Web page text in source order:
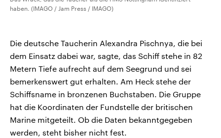
haben. (IMAGO / Jam Press / IMAGO)
Die deutsche Taucherin Alexandra Pischnya, die bei
dem Einsatz dabei war, sagte, das Schiff stehe in 82
Metern Tiefe aufrecht auf dem Seegrund und sei
bemerkenswert gut erhalten. Am Heck stehe der
Schiffsname in bronzenen Buchstaben. Die Gruppe
hat die Koordinaten der Fundstelle der britischen
Marine mitgeteilt. Ob die Daten bekanntgegeben
werden, steht bisher nicht fest.